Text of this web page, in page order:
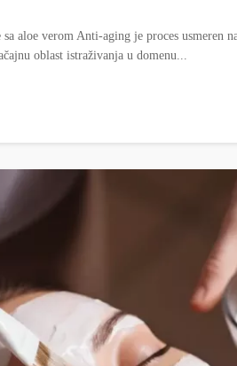
aloe verom Anti-aging je proces usmeren
oblast istraživanja u domenu...